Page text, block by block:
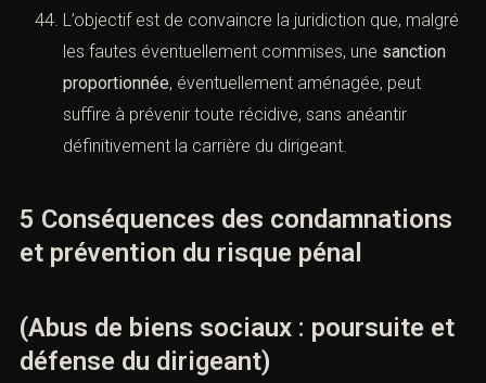
L’objectif est de convaincre la juridiction que, malgré
les fautes éventuellement commises, une sanction
proportionnée, éventuellement aménagée, peut
suffire à prévenir toute récidive, sans anéantir
définitivement la carrière du dirigeant.
5 Conséquences des condamnations
et prévention du risque pénal
(Abus de biens sociaux : poursuite et
défense du dirigeant)